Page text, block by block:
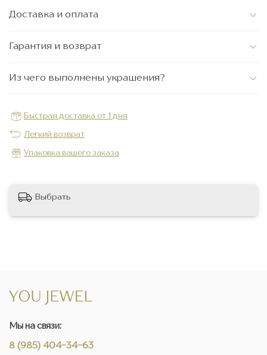
Доставка и оплата
Гарантия и возврат
Из чего выполнены украшения?
Быстрая доставка от 1 дня
Легкий возврат
Упаковка вашего заказа
Выбрать
Мы на связи:
8 (985) 404-34-63